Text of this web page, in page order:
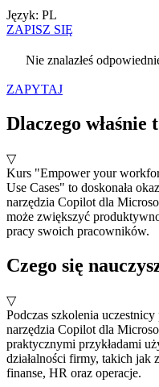
Język: PL
ZAPISZ SIĘ
Nie znalazłeś
ZAPYTAJ
Dlaczego właśnie
▽
Kurs "Empower your
Use Cases" to doskonała
narzędzia Copilot dla
może zwiększyć
pracy swoich pracowników.
Czego się
▽
Podczas szkolenia
narzędzia Copilot dla
praktycznymi przykładami
działalności firmy, takich jak
finanse, HR oraz operacje.